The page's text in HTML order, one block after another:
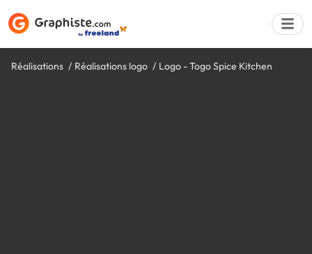
Réalisations Réalisations logo Logo - Togo Spice Kitchen